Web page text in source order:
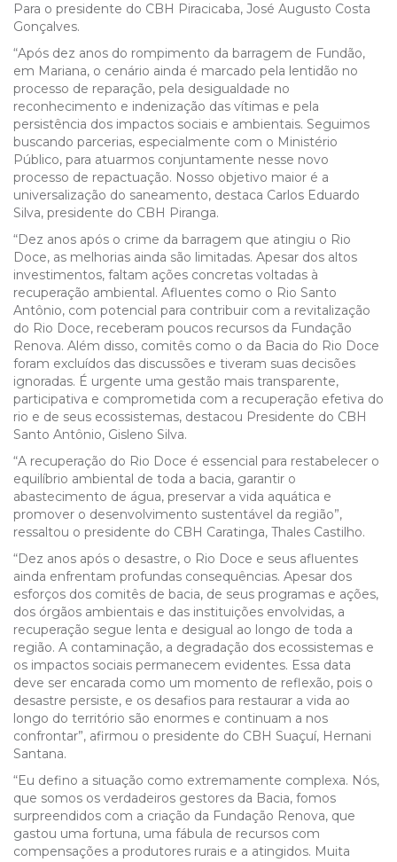
Para o presidente do CBH Piracicaba, José Augusto Costa
Gonçalves.
“Após dez anos do rompimento da barragem de Fundão,
em Mariana, o cenário ainda é marcado pela lentidão no
processo de reparação, pela desigualdade no
reconhecimento e indenização das vítimas e pela
persistência dos impactos sociais e ambientais. Seguimos
buscando parcerias, especialmente com o Ministério
Público, para atuarmos conjuntamente nesse novo
processo de repactuação. Nosso objetivo maior é a
universalização do saneamento, destaca Carlos Eduardo
Silva, presidente do CBH Piranga.
“Dez anos após o crime da barragem que atingiu o Rio
Doce, as melhorias ainda são limitadas. Apesar dos altos
investimentos, faltam ações concretas voltadas à
recuperação ambiental. Afluentes como o Rio Santo
Antônio, com potencial para contribuir com a revitalização
do Rio Doce, receberam poucos recursos da Fundação
Renova. Além disso, comitês como o da Bacia do Rio Doce
foram excluídos das discussões e tiveram suas decisões
ignoradas. É urgente uma gestão mais transparente,
participativa e comprometida com a recuperação efetiva do
rio e de seus ecossistemas, destacou Presidente do CBH
Santo Antônio, Gisleno Silva.
“A recuperação do Rio Doce é essencial para restabelecer o
equilíbrio ambiental de toda a bacia, garantir o
abastecimento de água, preservar a vida aquática e
promover o desenvolvimento sustentável da região”,
ressaltou o presidente do CBH Caratinga, Thales Castilho.
“Dez anos após o desastre, o Rio Doce e seus afluentes
ainda enfrentam profundas consequências. Apesar dos
esforços dos comitês de bacia, de seus programas e ações,
dos órgãos ambientais e das instituições envolvidas, a
recuperação segue lenta e desigual ao longo de toda a
região. A contaminação, a degradação dos ecossistemas e
os impactos sociais permanecem evidentes. Essa data
deve ser encarada como um momento de reflexão, pois o
desastre persiste, e os desafios para restaurar a vida ao
longo do território são enormes e continuam a nos
confrontar”, afirmou o presidente do CBH Suaçuí, Hernani
Santana.
“Eu defino a situação como extremamente complexa. Nós,
que somos os verdadeiros gestores da Bacia, fomos
surpreendidos com a criação da Fundação Renova, que
gastou uma fortuna, uma fábula de recursos com
compensações a produtores rurais e a atingidos. Muita